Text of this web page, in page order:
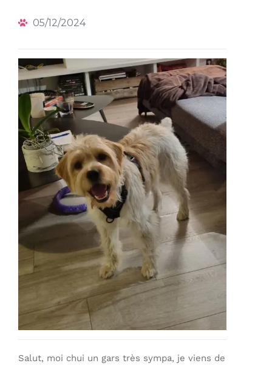
05/12/2024
Salut, moi chui un gars très sympa, je viens de